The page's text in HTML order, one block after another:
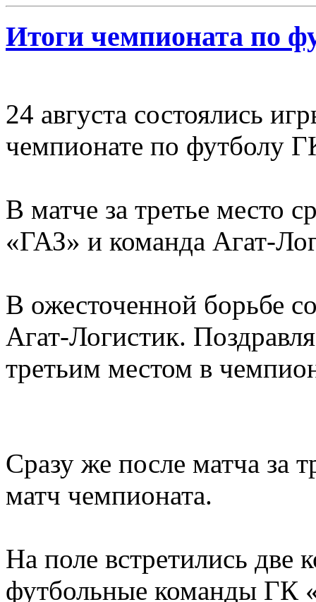
Итоги чемпионата по
24 августа состоялись
чемпионате по футболу
В матче за третье место
«ГАЗ» и команда Агат-
В ожесточенной борьбе
Агат-Логистик.
третьим местом в
Сразу же после матча за
матч чемпионата.
На поле встретились две
футбольные команды ГК